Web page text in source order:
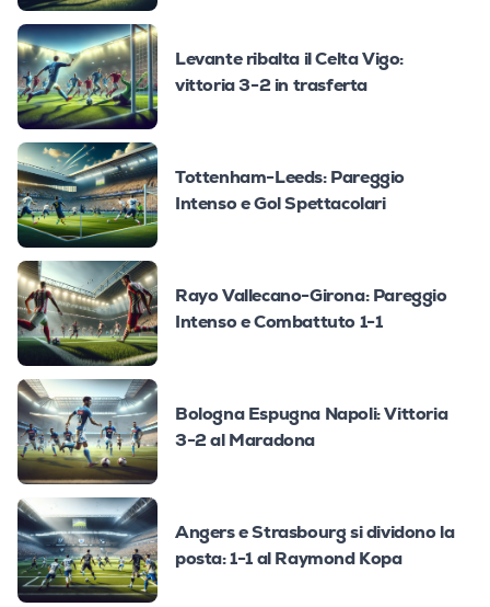
Levante ribalta il Celta Vigo:
vittoria 3-2 in trasferta
Tottenham-Leeds: Pareggio
Intenso e Gol Spettacolari
Rayo Vallecano-Girona: Pareggio
Intenso e Combattuto 1-1
Bologna Espugna Napoli: Vittoria
3-2 al Maradona
Angers e Strasbourg si dividono la
posta: 1-1 al Raymond Kopa